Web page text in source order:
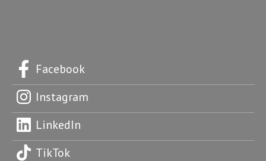
Facebook
Instagram
LinkedIn
TikTok